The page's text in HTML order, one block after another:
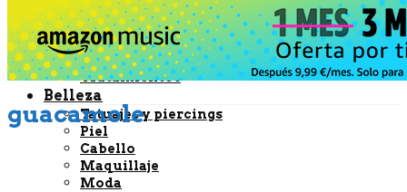
Embarazo
Nutrición
Remedios caseros
Enfermedades
Tratamientos
Belleza
Tatuajes y piercings
Piel
Cabello
Maquillaje
Moda
guacamole